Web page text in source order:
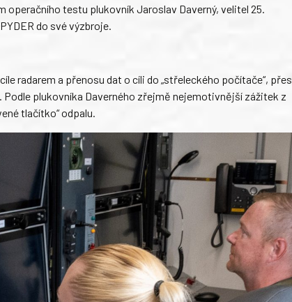
operačního testu plukovník Jaroslav Daverný, velitel 25.
do své výzbroje.
radarem a přenosu dat o cíli do „střeleckého počítače“, přes
plukovníka Daverného zřejmě nejemotivnější zážitek z
tlačítko“ odpalu.